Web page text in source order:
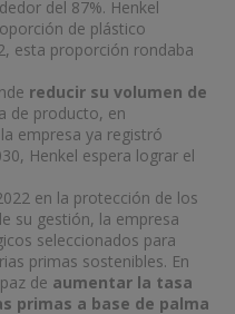
del 87%. Henkel
de plástico
esta proporción rondaba
reducir su volumen de
de producto, en
empresa ya registró
Henkel espera lograr el
en la protección de los
su gestión, la empresa
seleccionados para
primas sostenibles. En
de aumentar la tasa
primas a base de palma